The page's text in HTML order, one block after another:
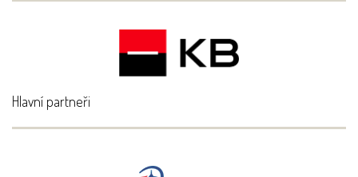
Hlavní partneři